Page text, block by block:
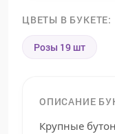
ЦВЕТЫ В БУКЕТЕ:
Розы 19 шт
ОПИСАНИЕ
Крупные